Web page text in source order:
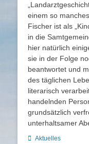
einem so
Fischer ist als
in die
hier natürlich
sie in der Folge
beantwortet und
des täglichen
literarisch
handelnden
grundsätzlich
unterhaltsamer
Kategorien
Aktuelles